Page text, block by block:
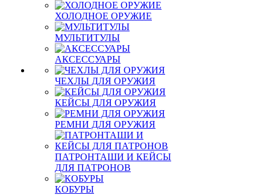
ХОЛОДНОЕ ОРУЖИЕ
МУЛЬТИТУЛЫ
АКСЕССУАРЫ
ЧЕХЛЫ ДЛЯ ОРУЖИЯ
КЕЙСЫ ДЛЯ ОРУЖИЯ
РЕМНИ ДЛЯ ОРУЖИЯ
ПАТРОНТАШИ И КЕЙСЫ
ДЛЯ ПАТРОНОВ
КОБУРЫ